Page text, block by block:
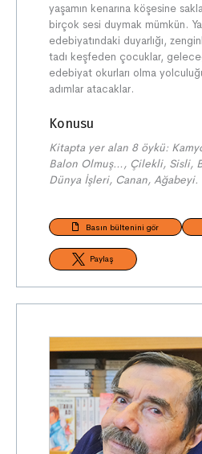
yaşamın kenarına köşesine
birçok sesi duymak mümkün.
edebiyatındaki duyarlığı,
tadı keşfeden çocuklar,
edebiyat okurları olma
adımlar atacaklar.
Konusu
Kitapta yer alan 8 öykü:
Balon Olmuş…, Çilekli, Sisli,
Dünya İşleri, Canan, Ağabeyi.
Basın bültenini gör
Paylaş